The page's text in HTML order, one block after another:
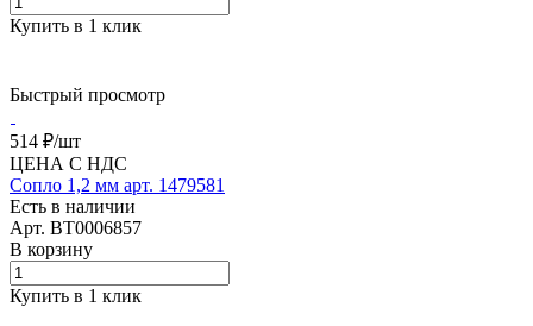
Купить в 1 клик
Быстрый просмотр
514 ₽/шт
ЦЕНА С НДС
Сопло 1,2 мм арт. 1479581
Есть в наличии
Арт. BT0006857
В корзину
Купить в 1 клик